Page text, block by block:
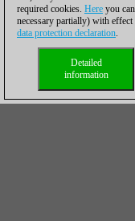
required cookies. Here you
necessary partially) with
data protection declaration.
Detailed
information